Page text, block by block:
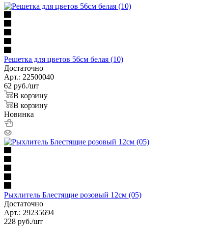
Решетка для цветов 56см белая (10)
Достаточно
Арт.: 22500040
62 руб./шт
В корзину
В корзину
Новинка
Рыхлитель Блестящие розовый 12см (05)
Достаточно
Арт.: 29235694
228 руб./шт